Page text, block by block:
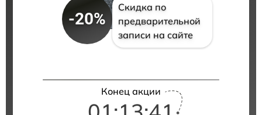
-20%
Скидка по
предварительной
записи на сайте
Конец акции